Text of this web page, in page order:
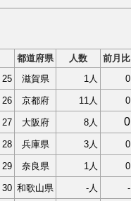
都道府県 人数
前月比
25 滋賀県 1人 0
26 京都府 11人 0
27 大阪府 8人 0
28 兵庫県 3人 0
29 奈良県 1人 0
30 和歌山県 -人 -